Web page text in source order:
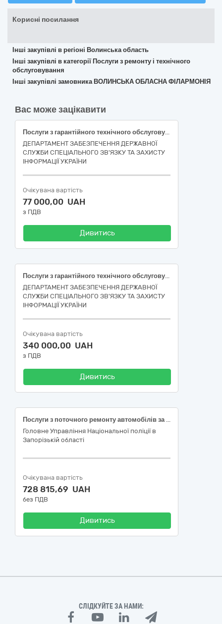
Корисні посилання
Інші закупівлі в регіоні Волинська область
Інші закупівлі в категорії Послуги з ремонту і технічного
обслуговування
Інші закупівлі замовника ВОЛИНСЬКА ОБЛАСНА ФІЛАРМОНІЯ
Вас може зацікавити
Послуги з гарантійного технічного обслуговування автомобілів марки Toyota
ДЕПАРТАМЕНТ ЗАБЕЗПЕЧЕННЯ ДЕРЖАВНОЇ
СЛУЖБИ СПЕЦІАЛЬНОГО ЗВ'ЯЗКУ ТА ЗАХИСТУ
ІНФОРМАЦІЇ УКРАЇНИ
Очікувана вартість
77 000,00 UAH
з ПДВ
Дивитись
Послуги з гарантійного технічного обслуговування автомобілів марки Toyota
ДЕПАРТАМЕНТ ЗАБЕЗПЕЧЕННЯ ДЕРЖАВНОЇ
СЛУЖБИ СПЕЦІАЛЬНОГО ЗВ'ЯЗКУ ТА ЗАХИСТУ
ІНФОРМАЦІЇ УКРАЇНИ
Очікувана вартість
340 000,00 UAH
з ПДВ
Дивитись
Послуги з поточного ремонту автомобілів за кодом ДК 021:2015 – 50110000-9 – «Послуги з ремонту і технічного обслуговування мототранспортних засобів і супутнього обладнання»
Головне Управління Національної поліції в
Запорізькій області
Очікувана вартість
728 815,69 UAH
без ПДВ
Дивитись
СЛІДКУЙТЕ ЗА НАМИ: